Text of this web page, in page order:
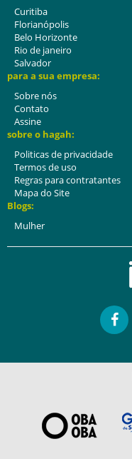
Curitiba
Florianópolis
Belo Horizonte
Rio de janeiro
Salvador
para a sua empresa:
Sobre nós
Contato
Assine
sobre o hagah:
Politicas de privacidade
Termos de uso
Regras para contratantes
Mapa do Site
Blogs:
Mulher